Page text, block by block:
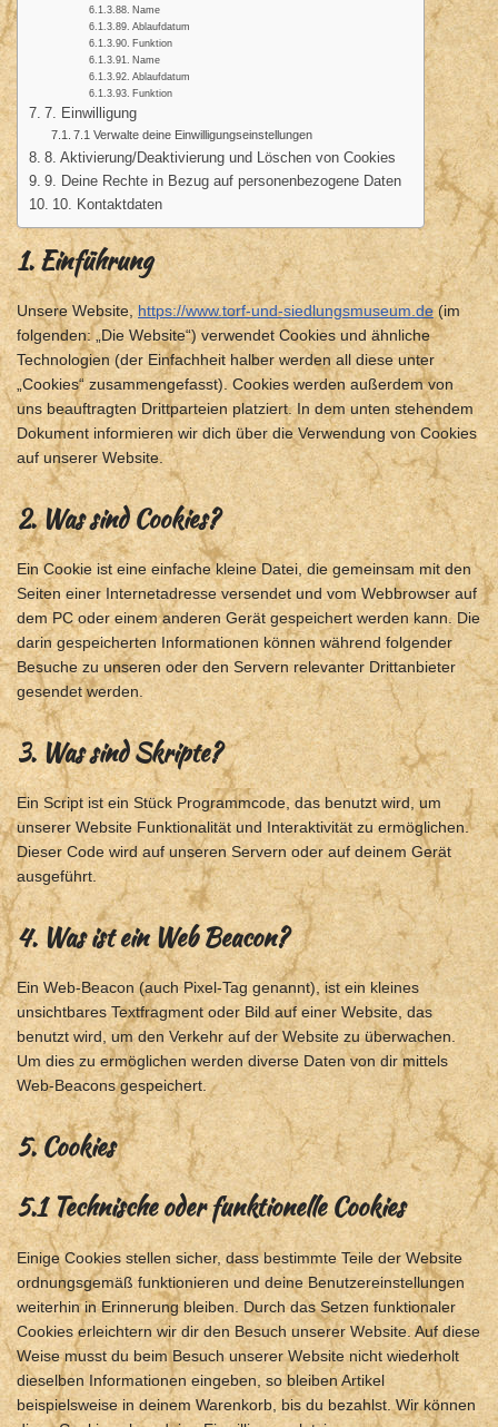
Name
Ablaufdatum
Funktion
Name
Ablaufdatum
Funktion
7. Einwilligung
7.1 Verwalte deine Einwilligungseinstellungen
8. Aktivierung/Deaktivierung und Löschen von Cookies
9. Deine Rechte in Bezug auf personenbezogene Daten
10. Kontaktdaten
1. Einführung
Unsere Website,https://www.torf-und-siedlungsmuseum.de(im
folgenden: „Die Website“) verwendet Cookies und ähnliche
Technologien (der Einfachheit halber werden all diese unter
„Cookies“ zusammengefasst). Cookies werden außerdem von
uns beauftragten Drittparteien platziert. In dem unten stehendem
Dokument informieren wir dich über die Verwendung von Cookies
auf unserer Website.
2. Was sind Cookies?
Ein Cookie ist eine einfache kleine Datei, die gemeinsam mit den
Seiten einer Internetadresse versendet und vom Webbrowser auf
dem PC oder einem anderen Gerät gespeichert werden kann. Die
darin gespeicherten Informationen können während folgender
Besuche zu unseren oder den Servern relevanter Drittanbieter
gesendet werden.
3. Was sind Skripte?
Ein Script ist ein Stück Programmcode, das benutzt wird, um
unserer Website Funktionalität und Interaktivität zu ermöglichen.
Dieser Code wird auf unseren Servern oder auf deinem Gerät
ausgeführt.
4. Was ist ein Web Beacon?
Ein Web-Beacon (auch Pixel-Tag genannt), ist ein kleines
unsichtbares Textfragment oder Bild auf einer Website, das
benutzt wird, um den Verkehr auf der Website zu überwachen.
Um dies zu ermöglichen werden diverse Daten von dir mittels
Web-Beacons gespeichert.
5. Cookies
5.1 Technische oder funktionelle Cookies
Einige Cookies stellen sicher, dass bestimmte Teile der Website
ordnungsgemäß funktionieren und deine Benutzereinstellungen
weiterhin in Erinnerung bleiben. Durch das Setzen funktionaler
Cookies erleichtern wir dir den Besuch unserer Website. Auf diese
Weise musst du beim Besuch unserer Website nicht wiederholt
dieselben Informationen eingeben, so bleiben Artikel
beispielsweise in deinem Warenkorb, bis du bezahlst. Wir können